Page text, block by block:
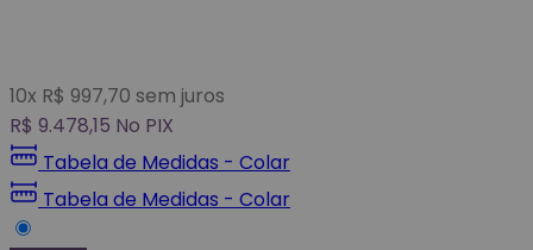
10x R$ 997,70 sem juros
R$ 9.478,15 No PIX
Tabela de Medidas - Colar
Tabela de Medidas - Colar